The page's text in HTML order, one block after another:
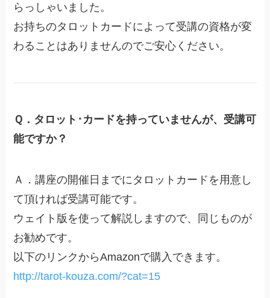
らっしゃいました。
お持ちのタロットカードによって受講の資格が変
わることはありませんのでご安心ください。
Ｑ．タロット･カードを持っていませんが、受講可
能ですか？
Ａ．講座の開催日までにタロットカードを用意し
て頂ければ受講可能です。
ウェイト版を使って解説しますので、同じものが
お勧めです。
以下のリンクからAmazonで購入できます。
http://tarot-kouza.com/?cat=15